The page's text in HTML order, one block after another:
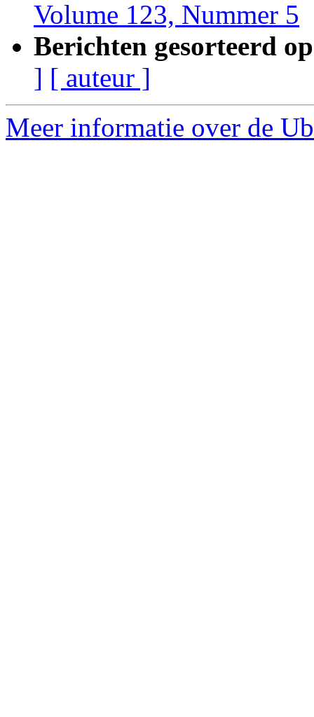
Volume 123, Nummer 5
Berichten gesorteerd
] [ auteur ]
Meer informatie over de